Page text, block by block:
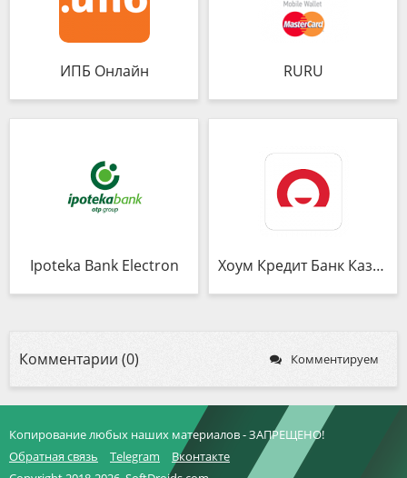
ИПБ Онлайн RURU
Ipoteka Bank Electron Хоум Кредит Банк Казахстан
Комментарии (0) Комментируем
Копирование любых наших материалов - ЗАПРЕЩЕНО!
Обратная связь
Telegram
Вконтакте